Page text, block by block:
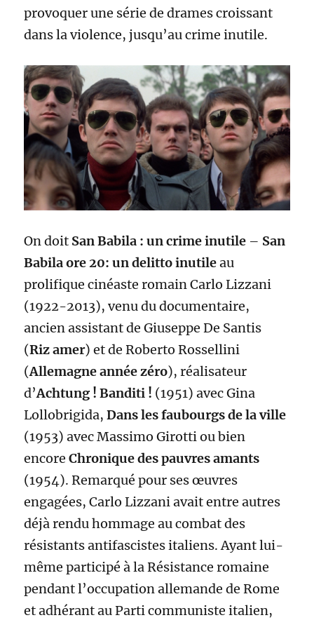
provoquer une série de drames croissant
dans la violence, jusqu’au crime inutile.
On doit San Babila : un crime inutile – San
Babila ore 20: un delitto inutileau
prolifique cinéaste romain Carlo Lizzani
(1922-2013), venu du documentaire,
ancien assistant de Giuseppe De Santis
(Riz amer) et de Roberto Rossellini
(Allemagne année zéro), réalisateur
d’Achtung ! Banditi ! (1951) avec Gina
Lollobrigida,Dans les faubourgs de la ville
(1953) avec Massimo Girotti ou bien
encoreChronique des pauvres amants
(1954). Remarqué pour ses œuvres
engagées, Carlo Lizzani avait entre autres
déjà rendu hommage au combat des
résistants antifascistes italiens. Ayant lui-
même participé à la Résistance romaine
pendant l’occupation allemande de Rome
et adhérant au Parti communiste italien,